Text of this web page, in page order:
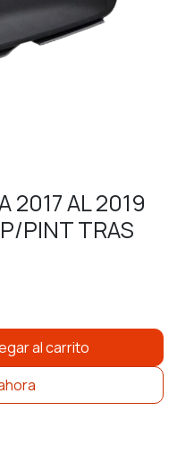
2017 AL 2019
PINT TRAS
al carrito